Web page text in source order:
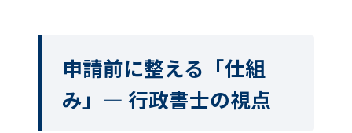
申請前に整える「仕組
み」— 行政書士の視点